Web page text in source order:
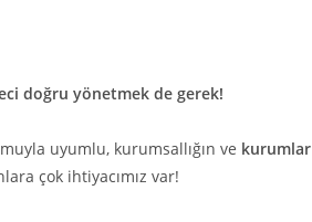
doğru yönetmek de gerek!
uyumlu, kurumsallığın ve kurumlar
çok ihtiyacımız var!